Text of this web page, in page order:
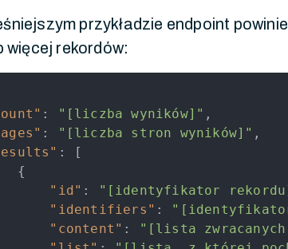
przykładzie endpoint
więcej rekordów:
: "[liczba wyników]" ,
: "[liczba stron wyników]" ,
:
[
{
"id" : "[identyfikator
"identifiers" :
"content" : "[lista